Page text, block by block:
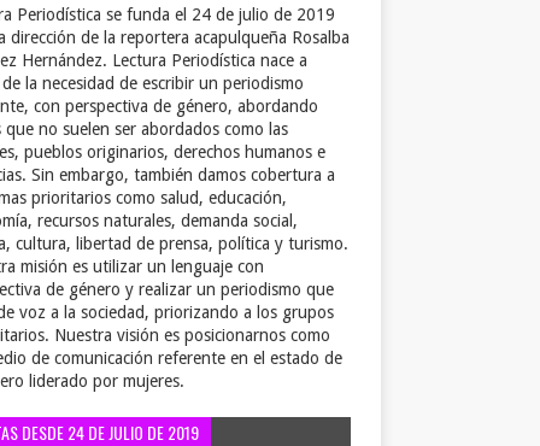
Periodística se funda el 24 de julio de 2019
dirección de la reportera acapulqueña Rosalba
Hernández. Lectura Periodística nace a
la necesidad de escribir un periodismo
con perspectiva de género, abordando
que no suelen ser abordados como las
pueblos originarios, derechos humanos e
Sin embargo, también damos cobertura a
prioritarios como salud, educación,
recursos naturales, demanda social,
cultura, libertad de prensa, política y turismo.
misión es utilizar un lenguaje con
de género y realizar un periodismo que
voz a la sociedad, priorizando a los grupos
Nuestra visión es posicionarnos como
de comunicación referente en el estado de
liderado por mujeres.
DESDE 24 DE JULIO DE 2019